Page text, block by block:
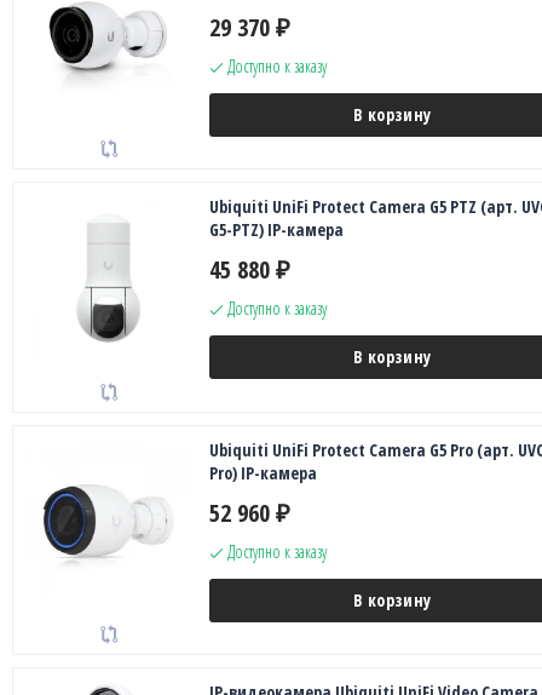
29 370 ₽
Доступно к заказу
В корзину
Ubiquiti UniFi Protect Camera G5 PTZ (арт.
G5-PTZ) IP-камера
45 880 ₽
Доступно к заказу
В корзину
Ubiquiti UniFi Protect Camera G5 Pro (арт.
Pro) IP-камера
52 960 ₽
Доступно к заказу
В корзину